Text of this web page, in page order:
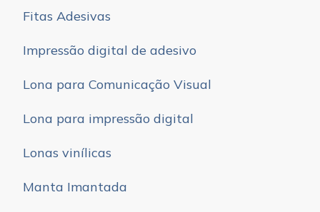
Fitas Adesivas
Impressão digital de adesivo
Lona para Comunicação Visual
Lona para impressão digital
Lonas vinílicas
Manta Imantada